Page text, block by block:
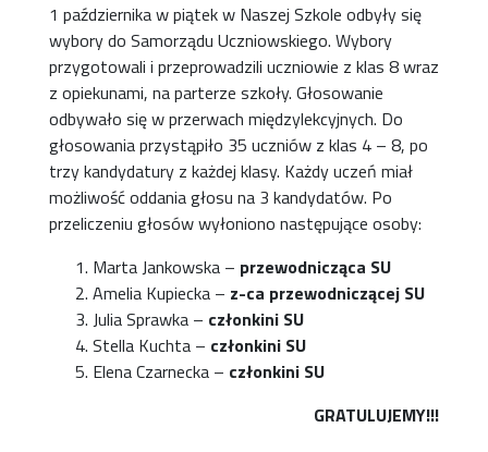
1 października w piątek w Naszej Szkole odbyły się
wybory do Samorządu Uczniowskiego. Wybory
przygotowali i przeprowadzili uczniowie z klas 8 wraz
z opiekunami, na parterze szkoły. Głosowanie
odbywało się w przerwach międzylekcyjnych. Do
głosowania przystąpiło 35 uczniów z klas 4 – 8, po
trzy kandydatury z każdej klasy. Każdy uczeń miał
możliwość oddania głosu na 3 kandydatów. Po
przeliczeniu głosów wyłoniono następujące osoby:
Marta Jankowska – przewodnicząca SU
Amelia Kupiecka – z-ca przewodniczącej SU
Julia Sprawka – członkini SU
Stella Kuchta – członkini SU
Elena Czarnecka – członkini SU
GRATULUJEMY!!!